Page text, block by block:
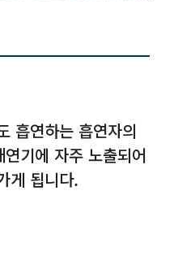
흡연하는 흡연자의
기에 자주 노출되어
게 됩니다.